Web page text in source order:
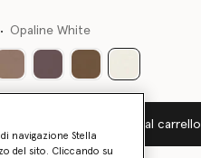
Opaline White
selezionato
Aggiungi al carrello
navigazione Stella
del sito. Cliccando su